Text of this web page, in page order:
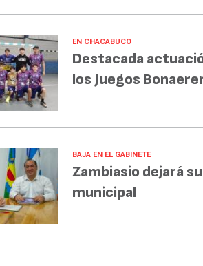
EN CHACABUCO
Destacada
los Juegos
BAJA EN EL GABINETE
Zambiasio dejará
municipal